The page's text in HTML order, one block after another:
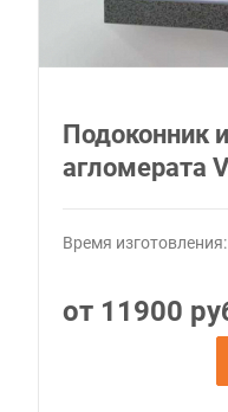
Подоконник
агломерата
Время изготовления:
от 11900